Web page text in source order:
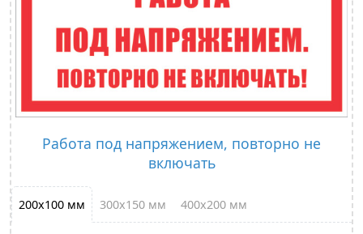
Работа под напряжением, повторно не
включать
200х100 мм 300х150 мм 400х200 мм